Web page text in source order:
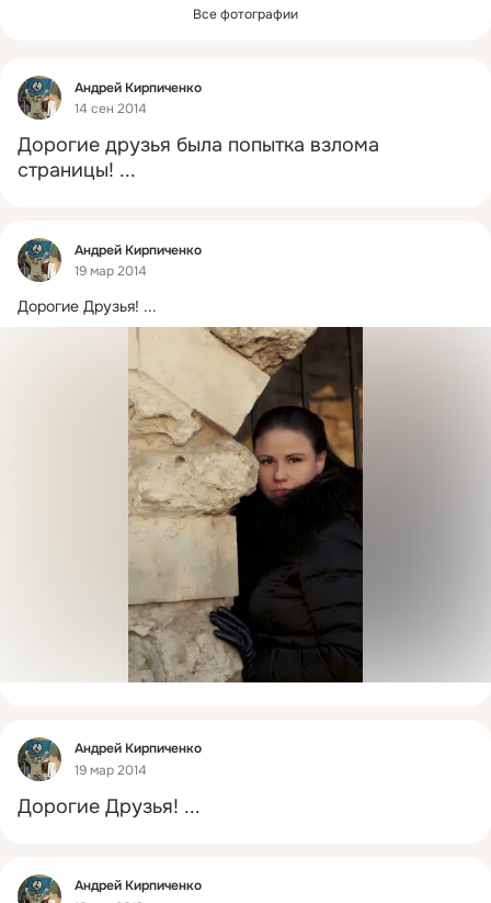
Все фотографии
Фид
Андрей Кирпиченко
14 сен 2014
Дорогие друзья была попытка взлома
страницы! ...
Фид
Андрей Кирпиченко
19 мар 2014
Дорогие Друзья! ...
Фид
Андрей Кирпиченко
19 мар 2014
Дорогие Друзья! ...
Фид
Андрей Кирпиченко